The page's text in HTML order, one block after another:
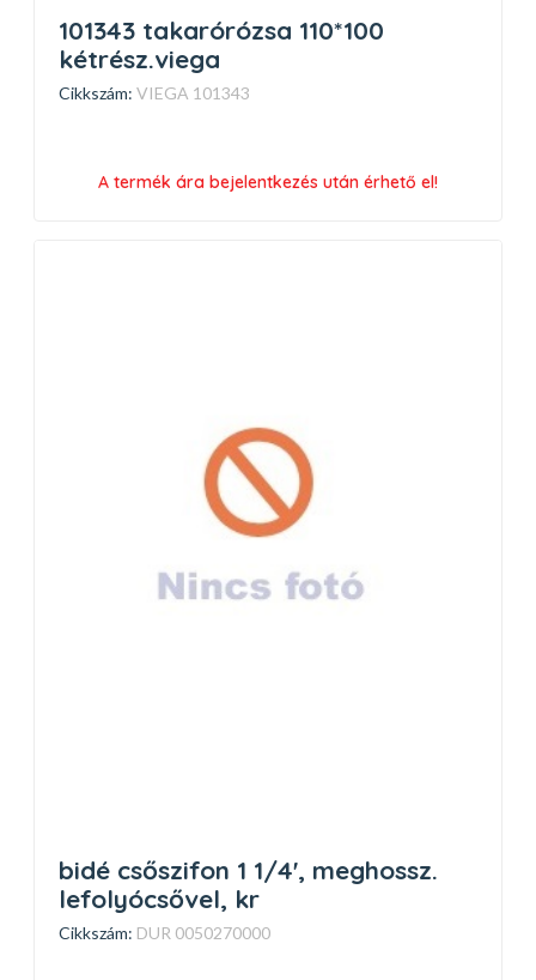
101343 takarórózsa 110*100
kétrész.viega
Cikkszám: VIEGA 101343
A termék ára bejelentkezés után érhető el!
bidé csőszifon 1 1/4', meghossz.
lefolyócsővel, kr
Cikkszám: DUR 0050270000